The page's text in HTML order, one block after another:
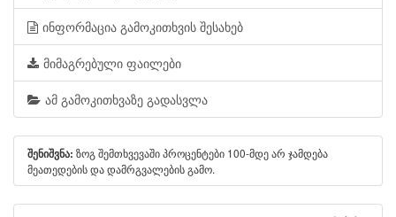
ინფორმაცია გამოკითხვის შესახებ
მიმაგრებული ფაილები
ამ გამოკითხვაზე გადასვლა
შენიშვნა: ზოგ შემთხვევაში პროცენტები 100-მდე არ ჯამდება
მეათედების და დამრგვალების გამო.